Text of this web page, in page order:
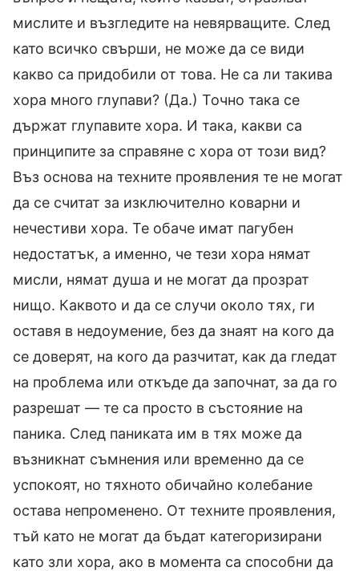
мислите и възгледите на невярващите. След
като всичко свърши, не може да се види
какво са придобили от това. Не са ли такива
хора много глупави? (Да.) Точно така се
държат глупавите хора. И така, какви са
принципите за справяне с хора от този вид?
Въз основа на техните проявления те не могат
да се считат за изключително коварни и
нечестиви хора. Те обаче имат пагубен
недостатък, а именно, че тези хора нямат
мисли, нямат душа и не могат да прозрат
нищо. Каквото и да се случи около тях, ги
оставя в недоумение, без да знаят на кого да
се доверят, на кого да разчитат, как да гледат
на проблема или откъде да започнат, за да го
разрешат — те са просто в състояние на
паника. След паниката им в тях може да
възникнат съмнения или временно да се
успокоят, но тяхното обичайно колебание
остава непроменено. От техните проявления,
тъй като не могат да бъдат категоризирани
като зли хора, ако в момента са способни да